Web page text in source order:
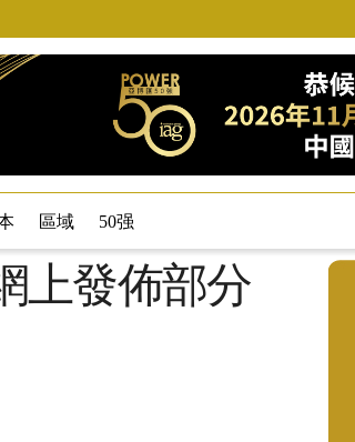
區域 50强
上發佈部分